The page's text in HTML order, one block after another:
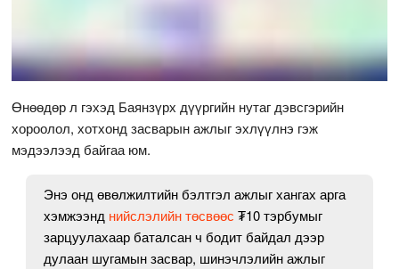
Өнөөдөр л гэхэд Баянзүрх дүүргийн нутаг дэвсгэрийн
хороолол, хотхонд засварын ажлыг эхлүүлнэ гэж
мэдээлээд байгаа юм.
Энэ онд өвөлжилтийн бэлтгэл ажлыг хангах арга
хэмжээнд нийслэлийн төсвөөс ₮10 тэрбумыг
зарцуулахаар баталсан ч бодит байдал дээр
дулаан шугамын засвар, шинэчлэлийн ажлыг